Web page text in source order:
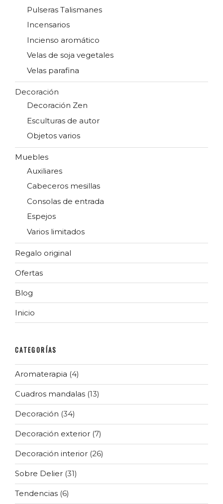
Pulseras Talismanes
Incensarios
Incienso aromático
Velas de soja vegetales
Velas parafina
Decoración
Decoración Zen
Esculturas de autor
Objetos varios
Muebles
Auxiliares
Cabeceros mesillas
Consolas de entrada
Espejos
Varios limitados
Regalo original
Ofertas
Blog
Inicio
CATEGORÍAS
Aromaterapia (4)
Cuadros mandalas (13)
Decoración (34)
Decoración exterior (7)
Decoración interior (26)
Sobre Delier (31)
Tendencias (6)